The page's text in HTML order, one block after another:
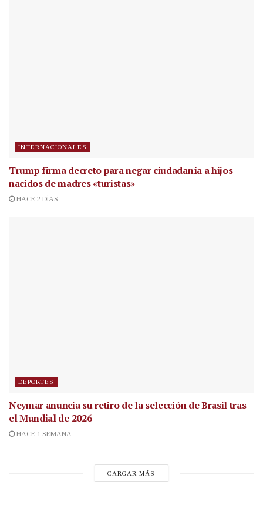
INTERNACIONALES
Trump firma decreto para negar ciudadanía a hijos
nacidos de madres «turistas»
HACE 2 DÍAS
DEPORTES
Neymar anuncia su retiro de la selección de Brasil tras
el Mundial de 2026
HACE 1 SEMANA
CARGAR MÁS